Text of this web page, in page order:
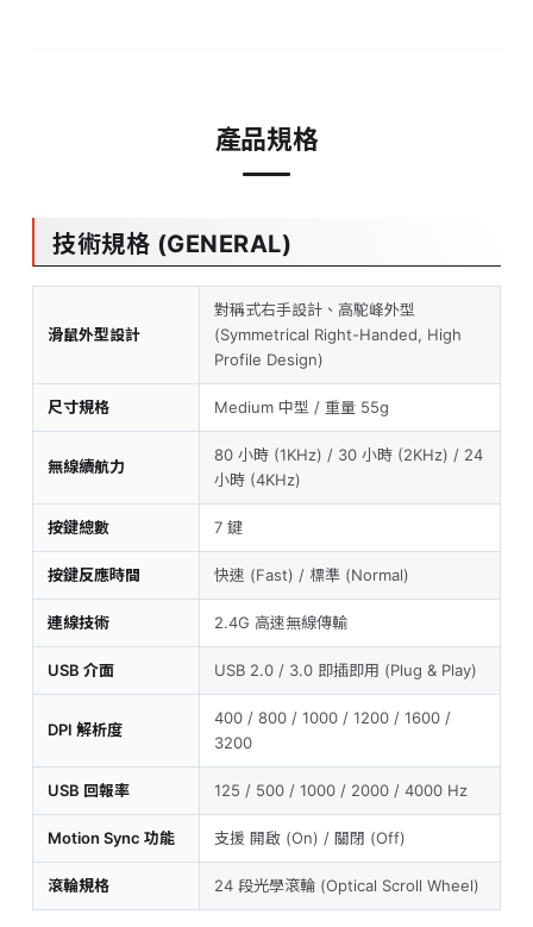
產品規格
技術規格 (GENERAL)
滑鼠外型設計
對稱式右手設計、高駝峰外型
(Symmetrical Right-Handed, High
Profile Design)
尺寸規格 Medium 中型 / 重量 55g
無線續航力
80 小時 (1KHz) / 30 小時 (2KHz) / 24
小時 (4KHz)
按鍵總數 7 鍵
按鍵反應時間 快速 (Fast) / 標準 (Normal)
連線技術 2.4G 高速無線傳輸
USB 介面 USB 2.0 / 3.0 即插即用 (Plug & Play)
DPI 解析度
400 / 800 / 1000 / 1200 / 1600 /
3200
USB 回報率 125 / 500 / 1000 / 2000 / 4000 Hz
Motion Sync 功能 支援 開啟 (On) / 關閉 (Off)
滾輪規格 24 段光學滾輪 (Optical Scroll Wheel)